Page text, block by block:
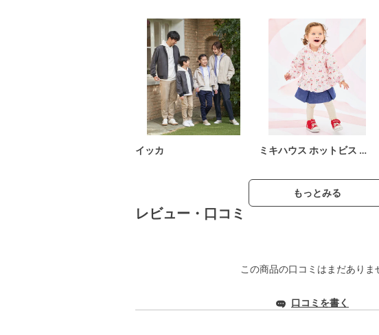
イッカ ミキハウス ホットビス …
もっとみる
レビュー・口コミ
この商品の口コミはまだありま
口コミを書く